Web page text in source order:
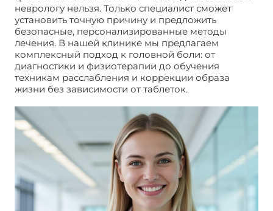
неврологу нельзя. Только специалист сможет
установить точную причину и предложить
безопасные, персонализированные методы
лечения. В нашей клинике мы предлагаем
комплексный подход к головной боли: от
диагностики и физиотерапии до обучения
техникам расслабления и коррекции образа
жизни без зависимости от таблеток.